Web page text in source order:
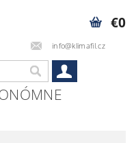
info@klimafil.cz
€0